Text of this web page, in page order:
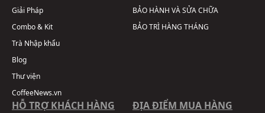
Giải Pháp
Combo & Kit
Trà Nhập khẩu
Blog
Thư viện
CoffeeNews.vn
BẢO HÀNH VÀ SỬA CHỮA
BẢO TRÌ HÀNG THÁNG
HỖ TRỢ KHÁCH HÀNG ĐỊA ĐIỂM MUA HÀNG